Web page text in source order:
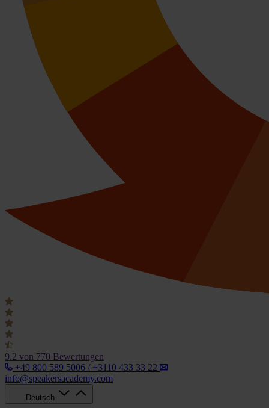
9.2 von 770 Bewertungen
+49 800 589 5006 / +3110 433 33 22
info@speakersacademy.com
Deutsch